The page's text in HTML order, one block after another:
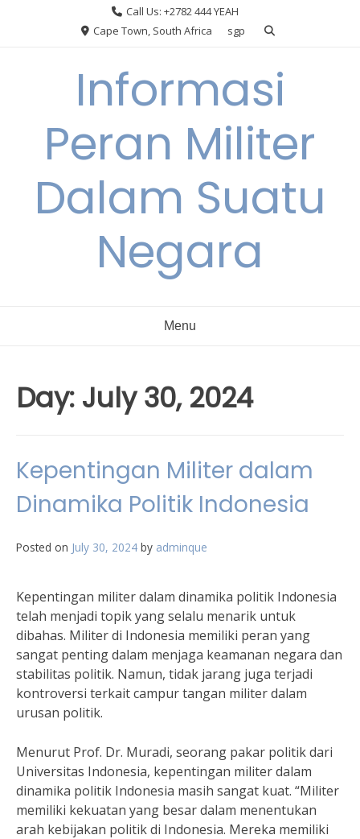
Call Us: +2782 444 YEAH
Cape Town, South Africa
sgp
Informasi
Peran Militer
Dalam Suatu
Negara
Menu
Day: July 30, 2024
Kepentingan Militer dalam
Dinamika Politik Indonesia
Posted on July 30, 2024 by adminque
Kepentingan militer dalam dinamika politik Indonesia
telah menjadi topik yang selalu menarik untuk
dibahas. Militer di Indonesia memiliki peran yang
sangat penting dalam menjaga keamanan negara dan
stabilitas politik. Namun, tidak jarang juga terjadi
kontroversi terkait campur tangan militer dalam
urusan politik.
Menurut Prof. Dr. Muradi, seorang pakar politik dari
Universitas Indonesia, kepentingan militer dalam
dinamika politik Indonesia masih sangat kuat. “Militer
memiliki kekuatan yang besar dalam menentukan
arah kebijakan politik di Indonesia. Mereka memiliki